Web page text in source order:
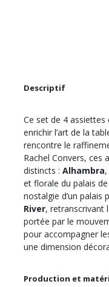
Descriptif
Ce set de 4
enrichir l’art de la
rencontre le raffinement. Issues de l’univers
Rachel Convers, ces
distincts : Alhambra
et florale du palais
nostalgie d’un
River, retranscrivant
portée par le mouvement de
pour accompagner
une dimension
Production et